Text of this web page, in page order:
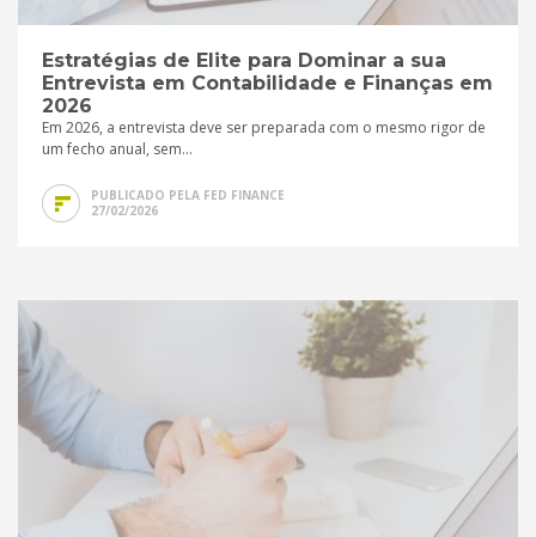
Estratégias de Elite para Dominar a sua
Entrevista em Contabilidade e Finanças em
2026
Em 2026, a entrevista deve ser preparada com o mesmo rigor de
um fecho anual, sem...
PUBLICADO PELA FED FINANCE
27/02/2026